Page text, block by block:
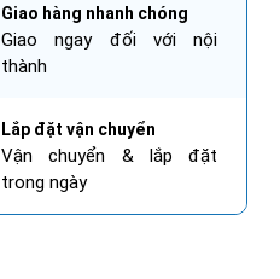
Giao hàng nhanh chóng
Giao ngay đối với nội
thành
Lắp đặt vận chuyển
Vận chuyển & lắp đặt
trong ngày